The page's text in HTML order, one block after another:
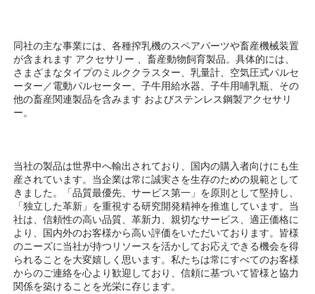
同社の主な事業には、各種搾乳機のスペアパーツや畜産機械装置
が含まれます アクセサリー 、畜産動物飼育製品。具体的には、
さまざまなタイプのミルククラスター、乳量計、空気圧式パルセ
ーター／電動パルセーター、子牛用給水器、子牛用哺乳瓶、その
他の畜産関連製品を含みます およびステンレス鋼製アクセサリ
ー。
当社の製品は世界中へ輸出されており、国内の購入者向けにも生
産されています。当企業は常に誠実さを生存のための規範として
きました。「品質最優先、サービス第一」を原則として堅持し、
「独立した革新」を重視する研究開発精神を推進しています。当
社は、信頼性の高い品質、革新力、親切なサービス、適正価格に
より、国内外のお客様から高い評価をいただいております。皆様
のニーズに当社が持つリソースを活かしてお応えできる機会を得
られることを大変嬉しく思います。私たちは常にすべてのお客様
からのご連絡を心より歓迎しており、信頼に基づいて皆様と協力
関係を築けることを光栄に存じます。